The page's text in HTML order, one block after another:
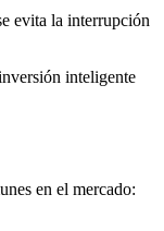
evita la interrupción
inteligente
en el mercado: